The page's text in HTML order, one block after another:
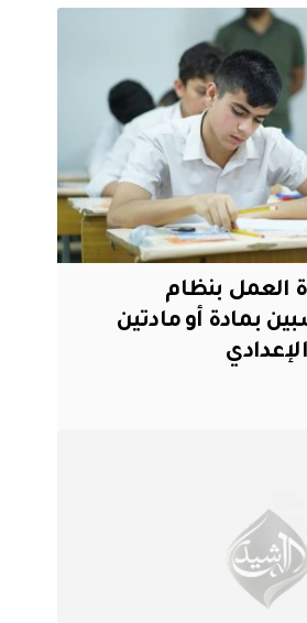
العمل بنظام
بمادة أو مادتين